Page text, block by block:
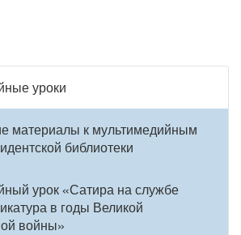
уроки
материалы к мультимедийным
библиотеки
урок «Сатира на службе
в годы Великой
войны»